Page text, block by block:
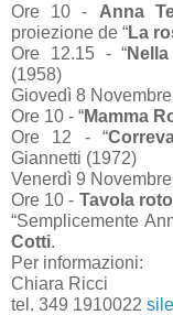
Ore 10 - Anna
proiezione de “La
Ore 12.15 - “
(1958)
Giovedì 8 Novembre
Ore 10 - “Mamma
Ore 12 - “
Giannetti (1972)
Venerdì 9 Novembre
Ore 10 - Tavola
“Semplicemente
Cotti.
Per informazioni:
Chiara Ricci
tel. 349 1910022